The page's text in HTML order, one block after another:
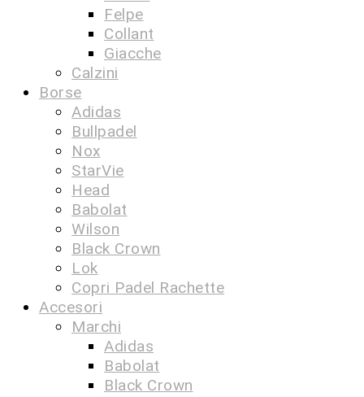
Felpe
Collant
Giacche
Calzini
Borse
Adidas
Bullpadel
Nox
StarVie
Head
Babolat
Wilson
Black Crown
Lok
Copri Padel Rachette
Accesori
Marchi
Adidas
Babolat
Black Crown